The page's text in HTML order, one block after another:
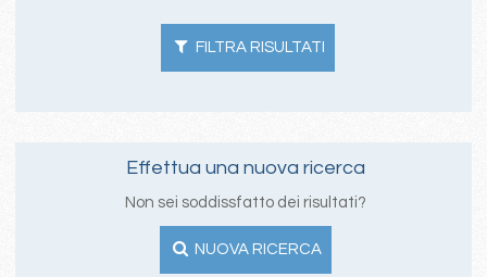
FILTRA RISULTATI
Effettua una nuova ricerca
Non sei soddissfatto dei risultati?
NUOVA RICERCA